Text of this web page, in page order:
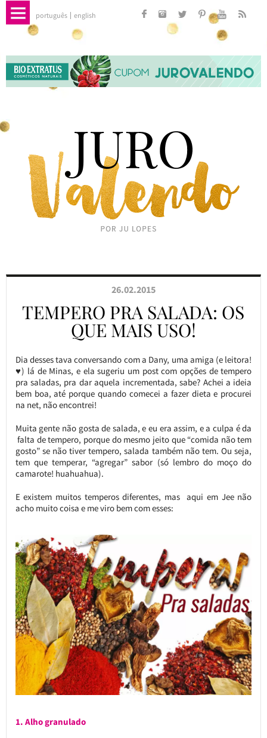
português english
26.02.2015
TEMPERO PRA SALADA: OS
QUE MAIS USO!
Dia desses tava conversando com a Dany, uma amiga (e leitora!
♥) lá de Minas, e ela sugeriu um post com opções de tempero
pra saladas, pra dar aquela incrementada, sabe? Achei a ideia
bem boa, até porque quando comecei a fazer dieta e procurei
na net, não encontrei!
Muita gente não gosta de salada, e eu era assim, e a culpa é da
falta de tempero, porque do mesmo jeito que “comida não tem
gosto” se não tiver tempero, salada também não tem. Ou seja,
tem que temperar, “agregar” sabor (só lembro do moço do
camarote! huahuahua).
E existem muitos temperos diferentes, mas aqui em Jee não
acho muito coisa e me viro bem com esses:
1. Alho granulado